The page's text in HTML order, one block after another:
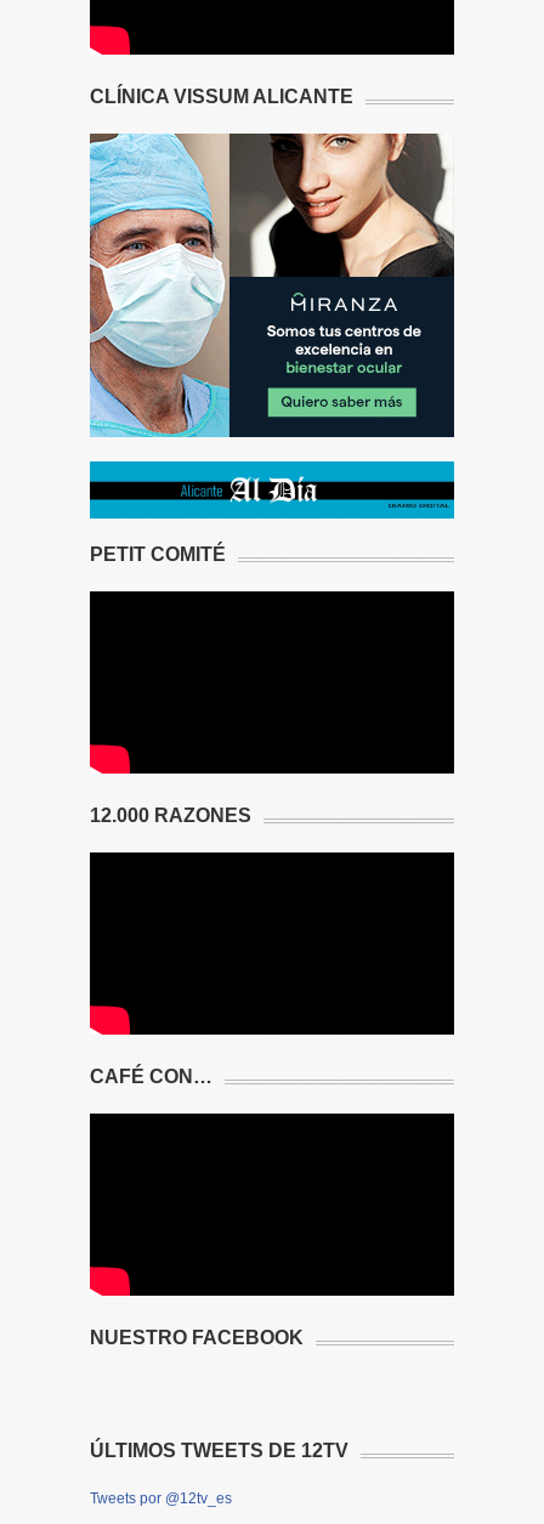
CLÍNICA VISSUM ALICANTE
PETIT COMITÉ
12.000 RAZONES
CAFÉ CON…
NUESTRO FACEBOOK
ÚLTIMOS TWEETS DE 12TV
Tweets por @12tv_es